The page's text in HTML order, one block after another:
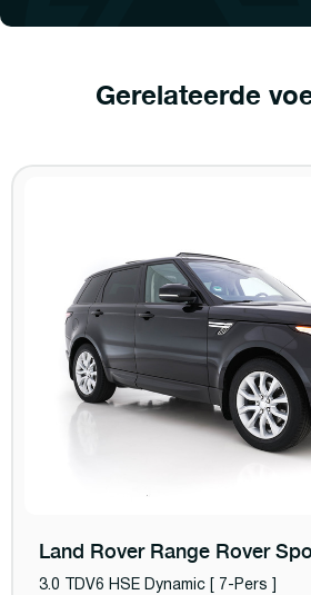
Gerelateerde
Land Rover Range Rover
3.0 TDV6 HSE Dynamic [ 7-Pers ]